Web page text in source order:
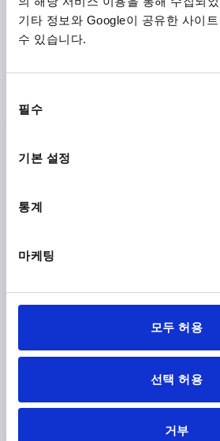
기타 정보와 Google이 공유한 사이
수 있습니다.
필수
기본 설정
통계
마케팅
모두 허용
선택 허용
거부
팜 그립 DIN6335, 타입:A, D1=100,
₩24,010
보어 홀=6 바깥지름=32
타입=B
D2=12